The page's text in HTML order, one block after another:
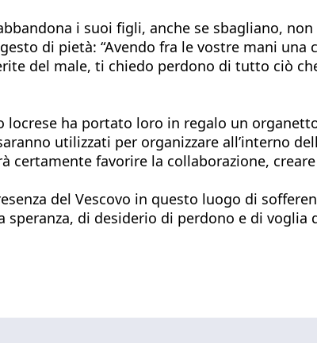
i suoi figli, anche se sbagliano, non
di pietà: “Avendo fra le vostre mani una
del male, ti chiedo perdono di tutto ciò
ha portato loro in regalo un
utilizzati per organizzare all’interno
favorire la collaborazione,
del Vescovo in questo luogo di
speranza, di desiderio di perdono e di voglia